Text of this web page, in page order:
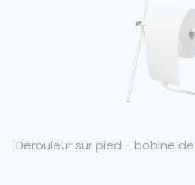
Dérouleur sur pied - bobine